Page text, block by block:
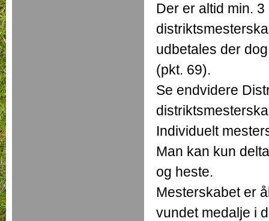
Der er altid min.
udbetales der
(pkt. 69).
Se endvidere
Individuelt
Man kan kun
og heste.
Mesterskabet er
vundet medalje i